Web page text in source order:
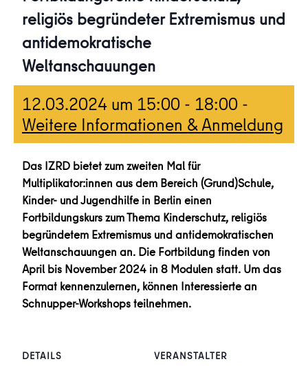
religiös begründeter Extremismus und
antidemokratische
Weltanschauungen
12.03.2024 um 15:00 - 18:00 -
Weitere Informationen & Anmeldung
Das IZRD bietet zum zweiten Mal für
Multiplikator:innen aus dem Bereich (Grund)Schule,
Kinder- und Jugendhilfe in Berlin einen
Fortbildungskurs zum Thema Kinderschutz, religiös
begründetem Extremismus und antidemokratischen
Weltanschauungen an. Die Fortbildung finden von
April bis November 2024 in 8 Modulen statt. Um das
Format kennenzulernen, können Interessierte an
Schnupper-Workshops teilnehmen.
DETAILS
VERANSTALTER